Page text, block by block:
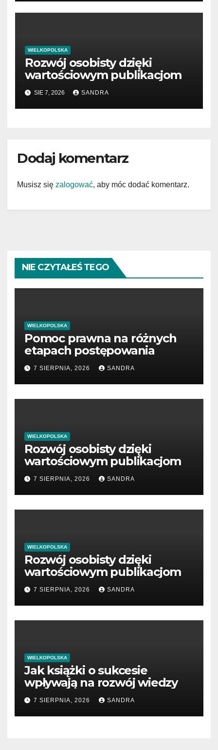
WIELKOPOLSKA
Rozwój osobisty dzięki
wartościowym publikacjom
SIE 7, 2026 SANDRA
Dodaj komentarz
Musisz się zalogować, aby móc dodać komentarz.
NIE CZYTAŁEŚ TEGO
WIELKOPOLSKA
Pomoc prawna na różnych
etapach postępowania
7 SIERPNIA, 2026 SANDRA
WIELKOPOLSKA
Rozwój osobisty dzięki
wartościowym publikacjom
7 SIERPNIA, 2026 SANDRA
WIELKOPOLSKA
Rozwój osobisty dzięki
wartościowym publikacjom
7 SIERPNIA, 2026 SANDRA
WIELKOPOLSKA
Jak książki o sukcesie
wpływają na rozwój wiedzy
7 SIERPNIA, 2026 SANDRA